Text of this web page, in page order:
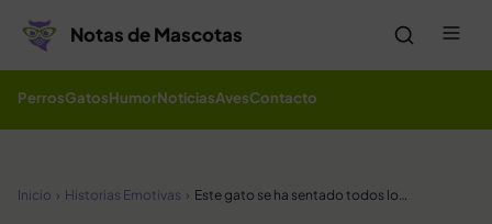
Notas de Mascotas
PerrosGatosHumorNoticiasAvesContacto
Inicio Historias Emotivas Este gato se ha sentado todos los días durante más de un año en el mismo lugar esperando el regreso de su familia